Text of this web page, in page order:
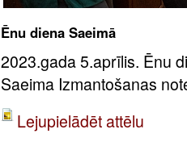
Ēnu diena Saeimā
2023.gada 5.aprīlis. Ēnu
Saeima Izmantošanas
Lejupielādēt attēlu